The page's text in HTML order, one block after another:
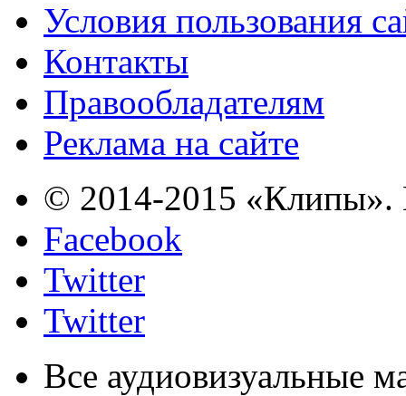
Условия пользования
Контакты
Правообладателям
Реклама на сайте
© 2014-2015 «Клипы».
Facebook
Twitter
Twitter
Все аудиовизуальные